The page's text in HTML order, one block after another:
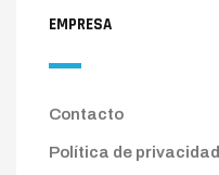
EMPRESA
Contacto
Política de privacidad